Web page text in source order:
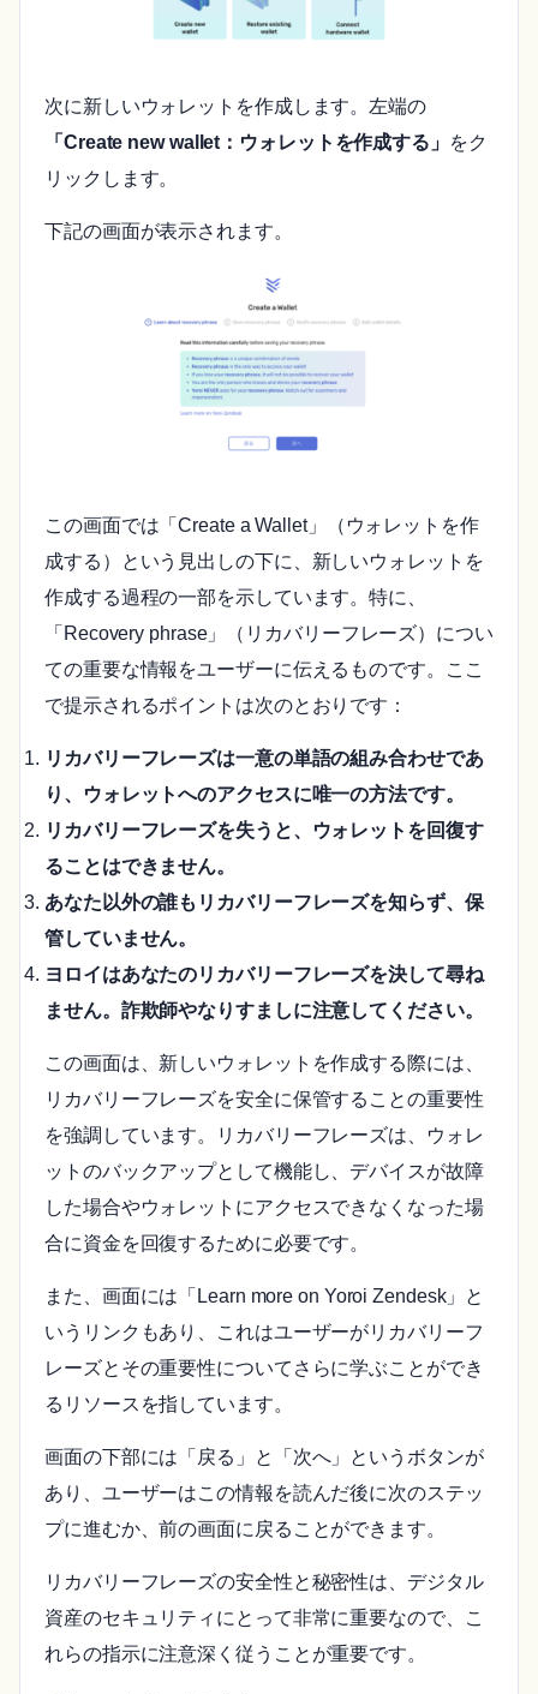
次に新しいウォレットを作成します。左端の
「Create new wallet：ウォレットを作成する」 をク
リックします。
下記の画面が表示されます。
この画面では「Create a Wallet」（ウォレットを作
成する）という見出しの下に、新しいウォレットを
作成する過程の一部を示しています。特に、
「Recovery phrase」（リカバリーフレーズ）につい
ての重要な情報をユーザーに伝えるものです。ここ
で提示されるポイントは次のとおりです：
リカバリーフレーズは一意の単語の組み合わせであ
り、ウォレットへのアクセスに唯一の方法です。
リカバリーフレーズを失うと、ウォレットを回復す
ることはできません。
あなた以外の誰もリカバリーフレーズを知らず、保
管していません。
ヨロイはあなたのリカバリーフレーズを決して尋ね
ません。詐欺師やなりすましに注意してください。
この画面は、新しいウォレットを作成する際には、
リカバリーフレーズを安全に保管することの重要性
を強調しています。リカバリーフレーズは、ウォレ
ットのバックアップとして機能し、デバイスが故障
した場合やウォレットにアクセスできなくなった場
合に資金を回復するために必要です。
また、画面には「Learn more on Yoroi Zendesk」と
いうリンクもあり、これはユーザーがリカバリーフ
レーズとその重要性についてさらに学ぶことができ
るリソースを指しています。
画面の下部には「戻る」と「次へ」というボタンが
あり、ユーザーはこの情報を読んだ後に次のステッ
プに進むか、前の画面に戻ることができます。
リカバリーフレーズの安全性と秘密性は、デジタル
資産のセキュリティにとって非常に重要なので、こ
れらの指示に注意深く従うことが重要です。